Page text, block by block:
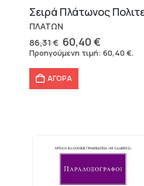
Σειρά Πλάτωνος
ΠΛΑΤΩΝ
86,31€ Original
price
86,31 €.
60,40€
τρέχουσα
Προηγούμενη τιμή: 60,40€.
ΑΓΟΡΑ